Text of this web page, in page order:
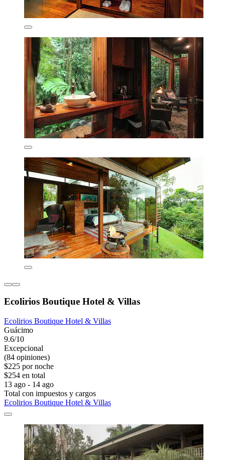
Ecolirios Boutique Hotel & Villas
Ecolirios Boutique Hotel & Villas
Guácimo
9.6/10
Excepcional
(84 opiniones)
$225 por noche
$254 en total
13 ago - 14 ago
Total con impuestos y cargos
Ecolirios Boutique Hotel & Villas